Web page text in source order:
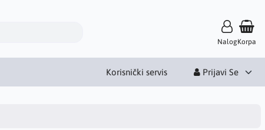
NalogKorpa
Korisnički servis Prijavi Se